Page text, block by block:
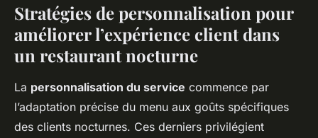
Stratégies de personnalisation pour
améliorer l’expérience client dans
un restaurant nocturne
La personnalisation du service commence par
l’adaptation précise du menu aux goûts spécifiques
des clients nocturnes. Ces derniers privilégient